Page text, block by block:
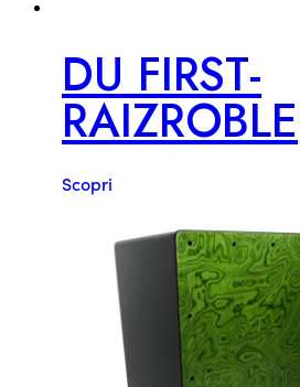
DU FIRST-
RAIZROBLE
Scopri